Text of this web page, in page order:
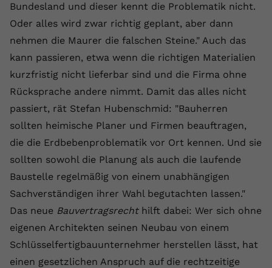
Bundesland und dieser kennt die Problematik nicht.
Oder alles wird zwar richtig geplant, aber dann
nehmen die Maurer die falschen Steine." Auch das
kann passieren, etwa wenn die richtigen Materialien
kurzfristig nicht lieferbar sind und die Firma ohne
Rücksprache andere nimmt. Damit das alles nicht
passiert, rät Stefan Hubenschmid: "Bauherren
sollten heimische Planer und Firmen beauftragen,
die die Erdbebenproblematik vor Ort kennen. Und sie
sollten sowohl die Planung als auch die laufende
Baustelle regelmäßig von einem unabhängigen
Sachverständigen ihrer Wahl begutachten lassen."
Das neue Bauvertragsrechthilft dabei: Wer sich ohne
eigenen Architekten seinen Neubau von einem
Schlüsselfertigbauunternehmer herstellen lässt, hat
einen gesetzlichen Anspruch auf die rechtzeitige